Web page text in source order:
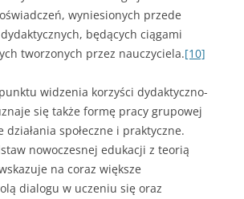
wyniesionych przede
będących ciągami
tworzonych przez nauczyciela.[10]
widzenia korzyści dydaktyczno-
się także formę pracy grupowej
społeczne i praktyczne.
nowoczesnej edukacji z teorią
na coraz większe
dialogu w uczeniu się oraz